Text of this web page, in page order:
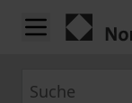
Zum Inhalt springen